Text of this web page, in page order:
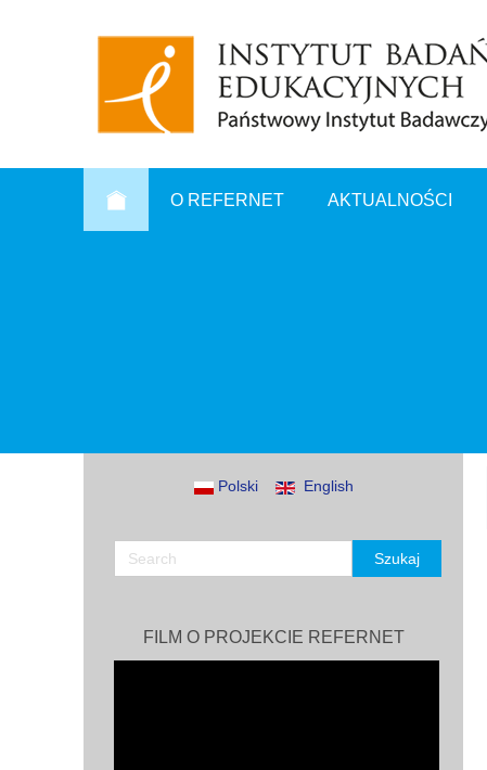
O REFERNET AKTUALNOŚCI
Polski English
FILM O PROJEKCIE REFERNET